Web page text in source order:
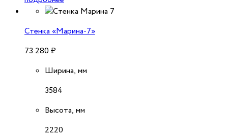
Стенка «Марина-7»
73 280 ₽
Ширина, мм
3584
Высота, мм
2220